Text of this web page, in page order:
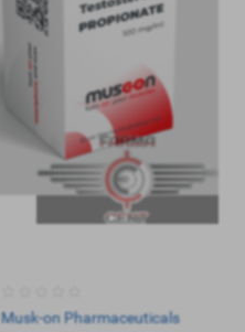
Musk-on Pharmaceuticals